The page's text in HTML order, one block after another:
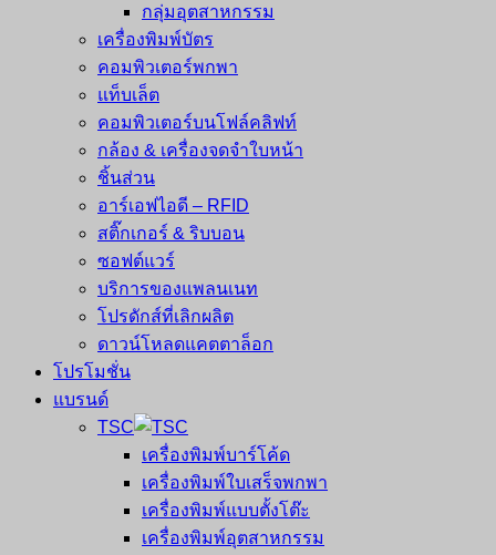
กลุ่มอุตสาหกรรม
เครื่องพิมพ์บัตร
คอมพิวเตอร์พกพา
แท็บเล็ต
คอมพิวเตอร์บนโฟล์คลิฟท์
กล้อง & เครื่องจดจำใบหน้า
ชิ้นส่วน
อาร์เอฟไอดี – RFID
สติ๊กเกอร์ & ริบบอน
ซอฟต์แวร์
บริการของแพลนเนท
โปรดักส์ที่เลิกผลิต
ดาวน์โหลดแคตตาล็อก
โปรโมชั่น
แบรนด์
TSC
เครื่องพิมพ์บาร์โค้ด
เครื่องพิมพ์ใบเสร็จพกพา
เครื่องพิมพ์แบบตั้งโต๊ะ
เครื่องพิมพ์อุตสาหกรรม